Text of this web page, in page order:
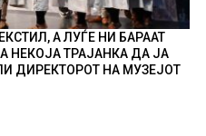
А ЛУЃЕ НИ БАРААТ
НЕКОЈА ТРАЈАНКА ДА ЈА
ДИРЕКТОРОТ НА МУЗЕЈОТ